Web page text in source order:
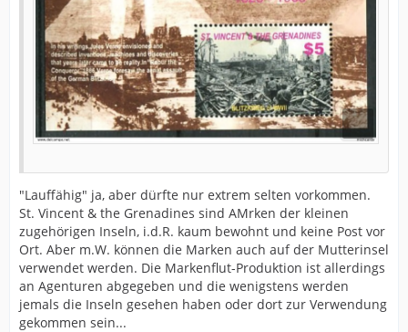
"Lauffähig" ja, aber dürfte nur extrem selten vorkommen.
St. Vincent & the Grenadines sind AMrken der kleinen
zugehörigen Inseln, i.d.R. kaum bewohnt und keine Post vor
Ort. Aber m.W. können die Marken auch auf der Mutterinsel
verwendet werden. Die Markenflut-Produktion ist allerdings
an Agenturen abgegeben und die wenigstens werden
jemals die Inseln gesehen haben oder dort zur Verwendung
gekommen sein...